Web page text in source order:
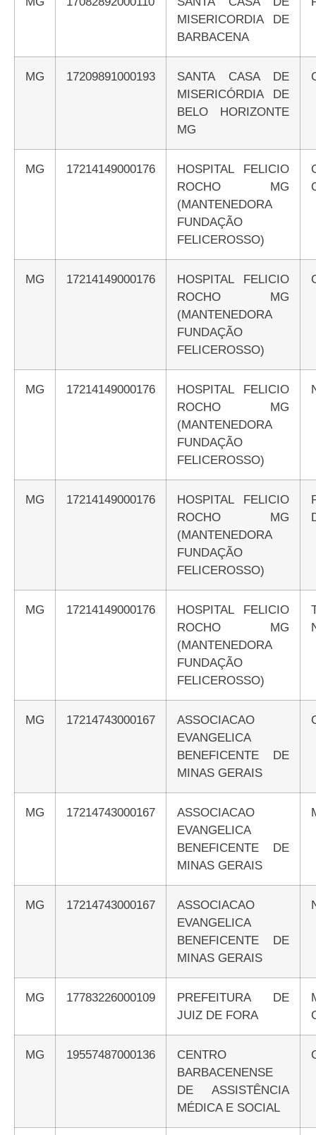
MISERICORDIA DE
BARBACENA
MG 17209891000193
SANTA CASA DE
MISERICÓRDIA DE
BELO HORIZONTE
MG
MG 17214149000176
HOSPITAL FELICIO
ROCHO MG
(MANTENEDORA
FUNDAÇÃO
FELICEROSSO)
MG 17214149000176
HOSPITAL FELICIO
ROCHO MG
(MANTENEDORA
FUNDAÇÃO
FELICEROSSO)
MG 17214149000176
HOSPITAL FELICIO
ROCHO MG
(MANTENEDORA
FUNDAÇÃO
FELICEROSSO)
MG 17214149000176
HOSPITAL FELICIO
ROCHO MG
(MANTENEDORA
FUNDAÇÃO
FELICEROSSO)
MG 17214149000176
HOSPITAL FELICIO
ROCHO MG
(MANTENEDORA
FUNDAÇÃO
FELICEROSSO)
MG 17214743000167
ASSOCIACAO
EVANGELICA
BENEFICENTE DE
MINAS GERAIS
MG 17214743000167
ASSOCIACAO
EVANGELICA
BENEFICENTE DE
MINAS GERAIS
MG 17214743000167
ASSOCIACAO
EVANGELICA
BENEFICENTE DE
MINAS GERAIS
MG 17783226000109
PREFEITURA DE
JUIZ DE FORA
MG 19557487000136
CENTRO
BARBACENENSE
DE ASSISTÊNCIA
MÉDICA E SOCIAL